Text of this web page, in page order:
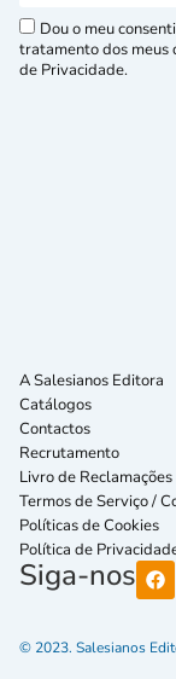
Dou o meu
tratamento dos meus
de Privacidade.
A Salesianos Editora
Catálogos
Contactos
Recrutamento
Livro de
Termos de Serviço /
Políticas de Cookies
Política de
Siga-nos
© 2023. Salesianos